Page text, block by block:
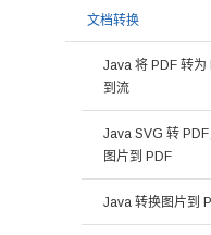
文档转换
Java 将 PDF 转为
到流
Java SVG 转
图片到 PDF
Java 转换图片到